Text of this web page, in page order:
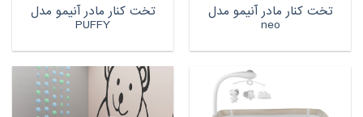
تخت کنار مادر آنیمو مدل
neo
تخت کنار مادر آنیمو مدل
PUFFY